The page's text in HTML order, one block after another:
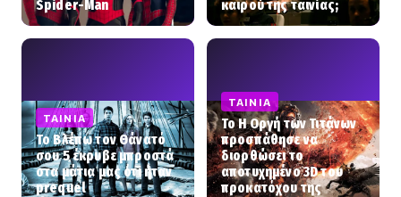
Spider-Man καιρού της ταινίας;
ΤΑΙΝΊΑ
Το Βλέπω τον Θάνατό
σου 5 έκρυβε μπροστά
στα μάτια μας ότι ήταν
prequel
ΤΑΙΝΊΑ
To Η Οργή των Τιτάνων
προσπάθησε να
διορθώσει το
αποτυχημένο 3D του
προκατόχου της